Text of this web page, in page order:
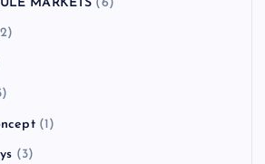
MARKETS (6)
(1)
(3)